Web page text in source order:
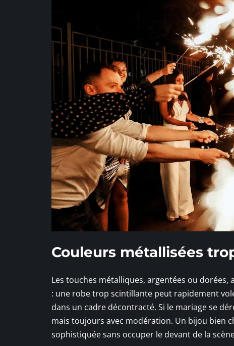
Couleurs métallisées
Les touches métalliques, argentées ou
: une robe trop scintillante peut rapidement
dans un cadre décontracté. Si le mariage se
mais toujours avec modération. Un bijou bien
sophistiquée sans occuper le devant de la